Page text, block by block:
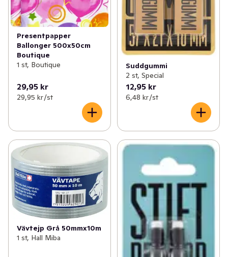
Presentpapper
Ballonger 500x50cm
Boutique
1 st, Boutique
29,95 kr
29,95 kr /st
Suddgummi
2 st, Special
12,95 kr
6,48 kr /st
Vävtejp Grå 50mmx10m
1 st, Hall Miba